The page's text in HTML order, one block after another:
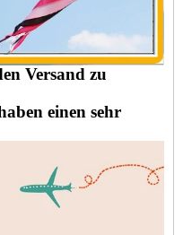
Versand zu
einen sehr